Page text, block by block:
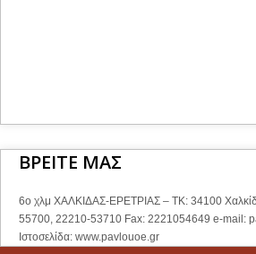
ΒΡΕΙΤΕ ΜΑΣ
6ο χλμ ΧΑΛΚΙΔΑΣ-ΕΡΕΤΡΙΑΣ – ΤΚ: 34100
55700, 22210-53710 Fax: 2221054649 e-mail:
Ιστοσελίδα: www.pavlouoe.gr